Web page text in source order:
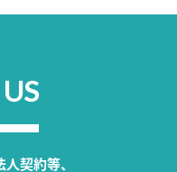
契約等、